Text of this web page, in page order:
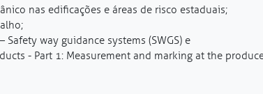
nas edificações e áreas de risco estaduais;
way guidance systems (SWGS) e
- Part 1: Measurement and marking at the